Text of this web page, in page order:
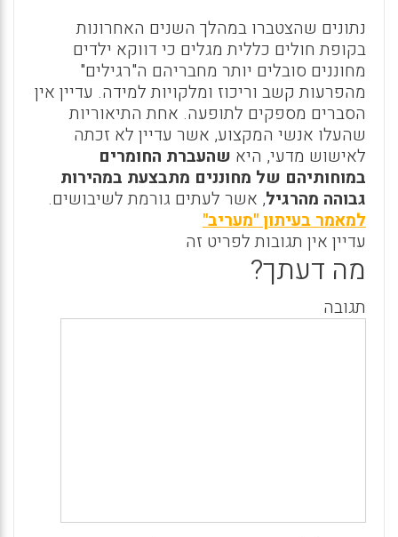
נתונים שהצטברו במהלך השנים האחרונות
בקופת חולים כללית מגלים כי דווקא ילדים
מחוננים סובלים יותר מחבריהם ה"רגילים"
מהפרעות קשב וריכוז ומלקויות למידה. עדיין אין
הסברים מספקים לתופעה. אחת התיאוריות
שהעלו אנשי המקצוע, אשר עדיין לא זכתה
לאישוש מדעי, היא שהעברת החומרים
במוחותיהם של מחוננים מתבצעת במהירות
גבוהה מהרגיל, אשר לעתים גורמת לשיבושים.
למאמר בעיתון "מעריב"
עדיין אין תגובות לפריט זה
מה דעתך?
תגובה